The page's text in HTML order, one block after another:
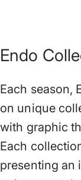
Endo
Each season,
on unique
with graphic
Each
presenting an